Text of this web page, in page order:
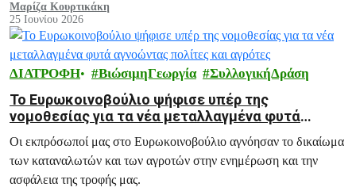
Μαρίζα Κουρτικάκη
25 Ιουνίου 2026
ΔΙΑΤΡΟΦΗ ΒιώσιμηΓεωργία ΣυλλογικήΔράση
Το Ευρωκοινοβούλιο ψήφισε υπέρ της
νομοθεσίας για τα νέα μεταλλαγμένα φυτά
αγνοώντας πολίτες και αγρότες
Οι εκπρόσωποί μας στο Ευρωκοινοβούλιο αγνόησαν το δικαίωμα
των καταναλωτών και των αγροτών στην ενημέρωση και την
ασφάλεια της τροφής μας.